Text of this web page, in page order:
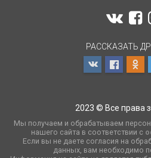
РАССКАЗАТЬ
2023 © Все права
Мы получаем и обрабатываем
нашего сайта в соответствии с
Если вы не даете согласия на
данных, вам необходимо